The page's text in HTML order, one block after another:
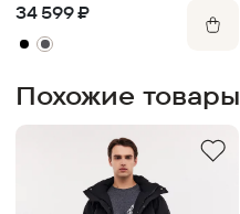
34 599 ₽
Похожие товары